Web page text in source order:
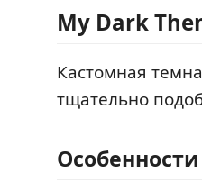
My Dark
Кастомная
тщательно
Особенности